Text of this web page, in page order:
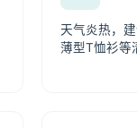
天气炎热，
薄型T恤衫等